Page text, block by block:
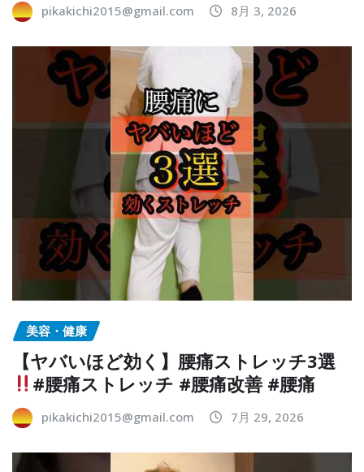
pikakichi2015@gmail.com 8月 3, 2026
美容・健康
【ヤバいほど効く】腰痛ストレッチ3選
#腰痛ストレッチ #腰痛改善 #腰痛
pikakichi2015@gmail.com 7月 29, 2026